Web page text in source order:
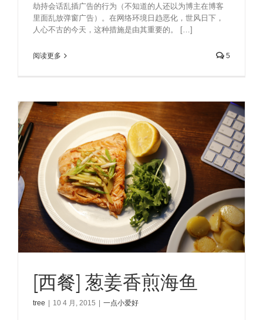
劫持会话乱插广告的行为（不知道的人还以为博主在博客
里面乱放弹窗广告）。在网络环境日趋恶化，世风日下，
人心不古的今天，这种措施是由其重要的。 […]
阅读更多 5
[西餐] 葱姜香煎海鱼
tree 10 4 月, 2015 一点小爱好